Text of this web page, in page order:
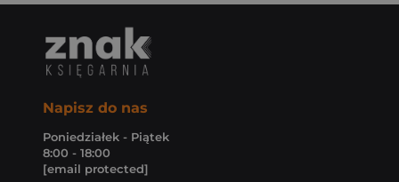
Napisz do nas
Poniedziałek - Piątek
8:00 - 18:00
[email protected]